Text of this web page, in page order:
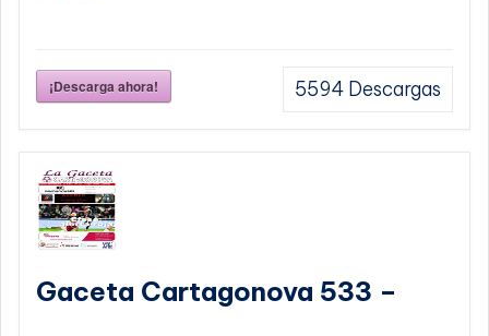
¡Descarga ahora! 5594 Descargas
Gaceta Cartagonova 533 –